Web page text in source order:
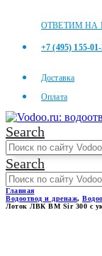
ОТВЕТИМ НА
+7 (495) 155-
Доставка
Оплата
Search
Search
Главная
Водоотвод и дренаж,
Лоток ЛВК ВМ Sir 300 с